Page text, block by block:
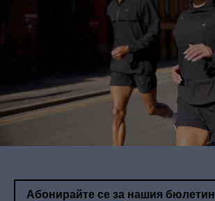
Абонирайте се за нашия бюлетин